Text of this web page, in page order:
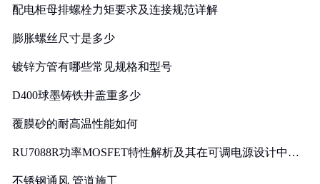
配电柜母排螺栓力矩要求及连接规范详解
膨胀螺丝尺寸是多少
镀锌方管有哪些常见规格和型号
D400球墨铸铁井盖重多少
覆膜砂的耐高温性能如何
RU7088R功率MOSFET特性解析及其在可调电源设计中的
不锈钢通风 管道施工